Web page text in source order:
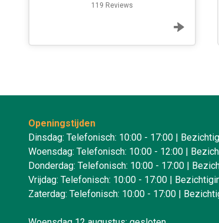
119 Reviews
van de Kerkhof
Openingstijden
Dinsdag: Telefonisch: 10:00 - 17:00 |
Woensdag: Telefonisch: 10:00 - 12:00 |
Donderdag: Telefonisch: 10:00 - 17:00 |
Vrijdag: Telefonisch: 10:00 - 17:00 |
Zaterdag: Telefonisch: 10:00 - 17:00 |